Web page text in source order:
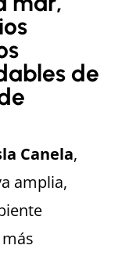
de
Canela,
amplia,